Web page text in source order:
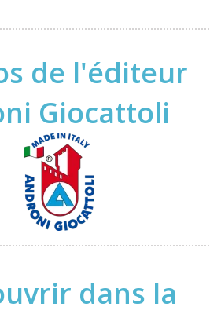
de l'éditeur
Giocattoli
dans la